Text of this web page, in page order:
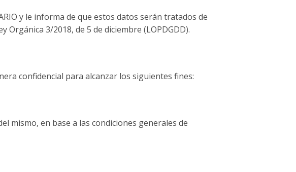
y le informa de que estos datos serán tratados de
Orgánica 3/2018, de 5 de diciembre (LOPDGDD).
confidencial para alcanzar los siguientes fines:
mismo, en base a las condiciones generales de